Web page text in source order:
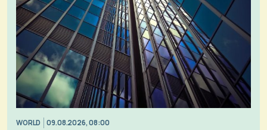
WORLD 09.08.2026, 08:00